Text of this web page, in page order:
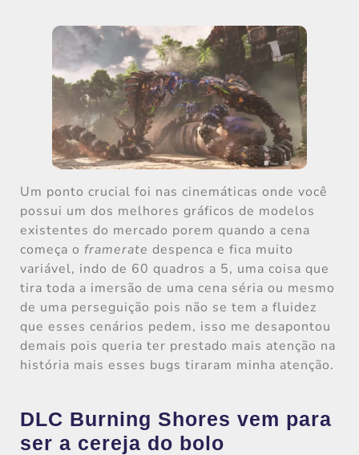
Um ponto crucial foi nas cinemáticas onde você
possui um dos melhores gráficos de modelos
existentes do mercado porem quando a cena
começa o framerate despenca e fica muito
variável, indo de 60 quadros a 5, uma coisa que
tira toda a imersão de uma cena séria ou mesmo
de uma perseguição pois não se tem a fluidez
que esses cenários pedem, isso me desapontou
demais pois queria ter prestado mais atenção na
história mais esses bugs tiraram minha atenção.
DLC Burning Shores vem para
ser a cereja do bolo